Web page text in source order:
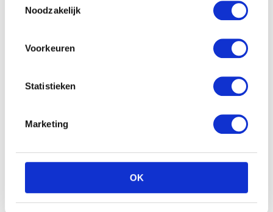
Noodzakelijk
Voorkeuren
Statistieken
Marketing
OK
Huggies Drynites Jongens
7.75
Huggies Drynites Meisjes